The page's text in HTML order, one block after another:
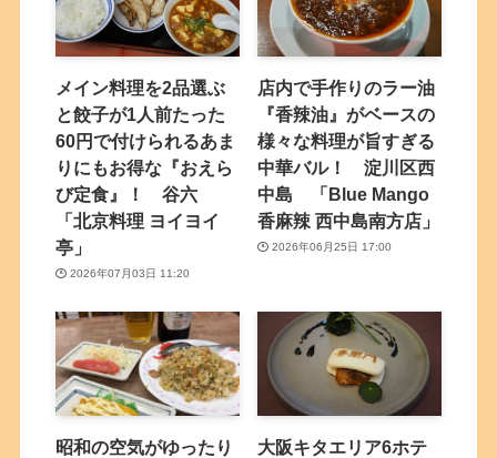
メイン料理を2品選ぶ
と餃子が1人前たった
60円で付けられるあま
りにもお得な『おえら
び定食』！ 谷六
「北京料理 ヨイヨイ
亭」
2026年07月03日 11:20
店内で手作りのラー油
『香辣油』がベースの
様々な料理が旨すぎる
中華バル！ 淀川区西
中島 「Blue Mango
香麻辣 西中島南方店」
2026年06月25日 17:00
昭和の空気がゆったり
大阪キタエリア6ホテ